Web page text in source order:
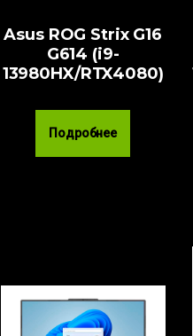
Asus ROG Strix G16
G614 (i9-
13980HX/RTX4080)
Подробнее